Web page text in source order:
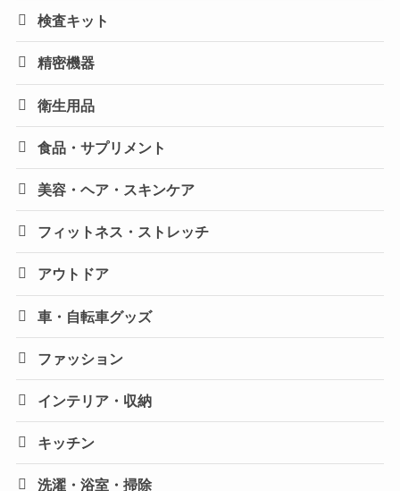
検査キット
精密機器
衛生用品
食品・サプリメント
美容・ヘア・スキンケア
フィットネス・ストレッチ
アウトドア
車・自転車グッズ
ファッション
インテリア・収納
キッチン
洗濯・浴室・掃除